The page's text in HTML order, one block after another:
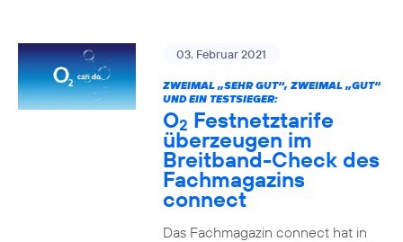
03. Februar 2021
ZWEIMAL „SEHR GUT“, ZWEIMAL „GUT“
UND EIN TESTSIEGER:
O2 Festnetztarife
überzeugen im
Breitband-Check des
Fachmagazins
connect
Das Fachmagazin connect hat in